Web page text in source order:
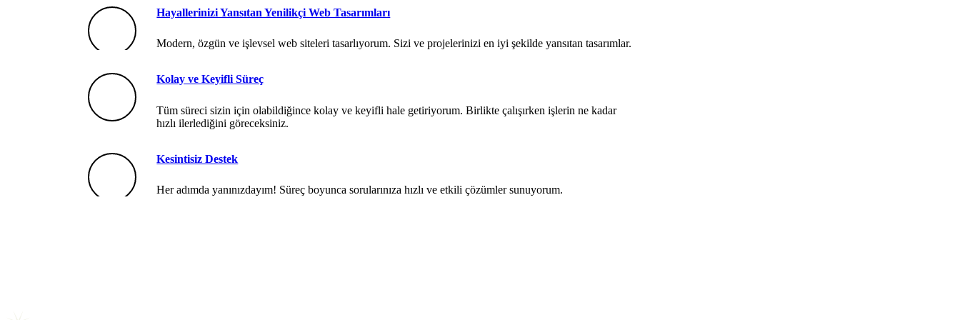
Hayallerinizi Yansıtan Yenilikçi Web Tasarımları
Modern, özgün ve işlevsel web siteleri tasarlıyorum. Sizi ve projelerinizi en iyi şekilde yansıtan tasarımlar.
Kolay ve Keyifli Süreç
Tüm süreci sizin için olabildiğince kolay ve keyifli hale getiriyorum. Birlikte çalışırken işlerin ne kadar
hızlı ilerlediğini göreceksiniz.
Kesintisiz Destek
Her adımda yanınızdayım! Süreç boyunca sorularınıza hızlı ve etkili çözümler sunuyorum.